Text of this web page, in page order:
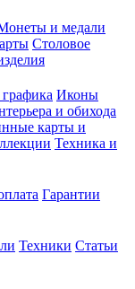
и медали
Столовое
Иконы
и обихода
карты и
Техника и
Гарантии
Техники Статьи